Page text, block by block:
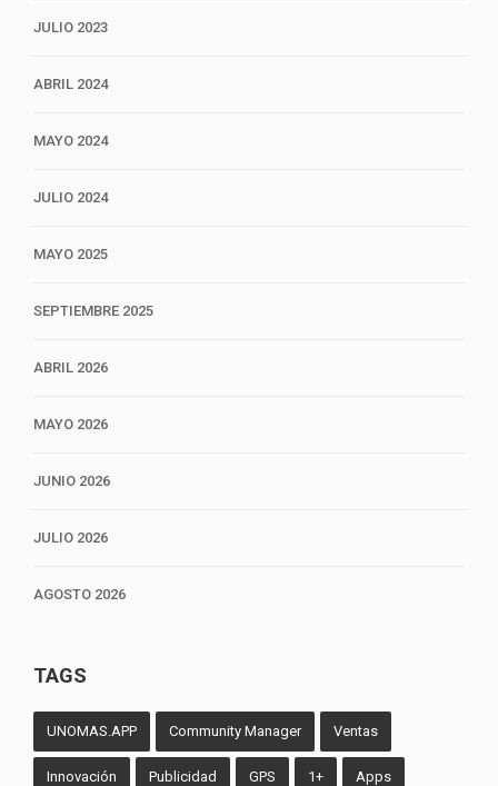
JULIO 2023
ABRIL 2024
MAYO 2024
JULIO 2024
MAYO 2025
SEPTIEMBRE 2025
ABRIL 2026
MAYO 2026
JUNIO 2026
JULIO 2026
AGOSTO 2026
TAGS
UNOMAS.APP Community Manager Ventas
Innovación Publicidad GPS 1+ Apps